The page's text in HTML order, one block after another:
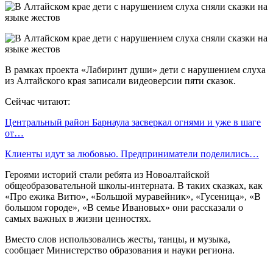
В рамках проекта «Лабиринт души» дети с нарушением слуха
из Алтайского края записали видеоверсии пяти сказок.
Сейчас читают:
Центральный район Барнаула засверкал огнями и уже в шаге
от…
Клиенты идут за любовью. Предприниматели поделились…
Героями историй стали ребята из Новоалтайской
общеобразовательной школы-интерната. В таких сказках, как
«Про ежика Витю», «Большой муравейник», «Гусеница», «В
большом городе», «В семье Ивановых» они рассказали о
самых важных в жизни ценностях.
Вместо слов использовались жесты, танцы, и музыка,
сообщает Министерство образования и науки региона.